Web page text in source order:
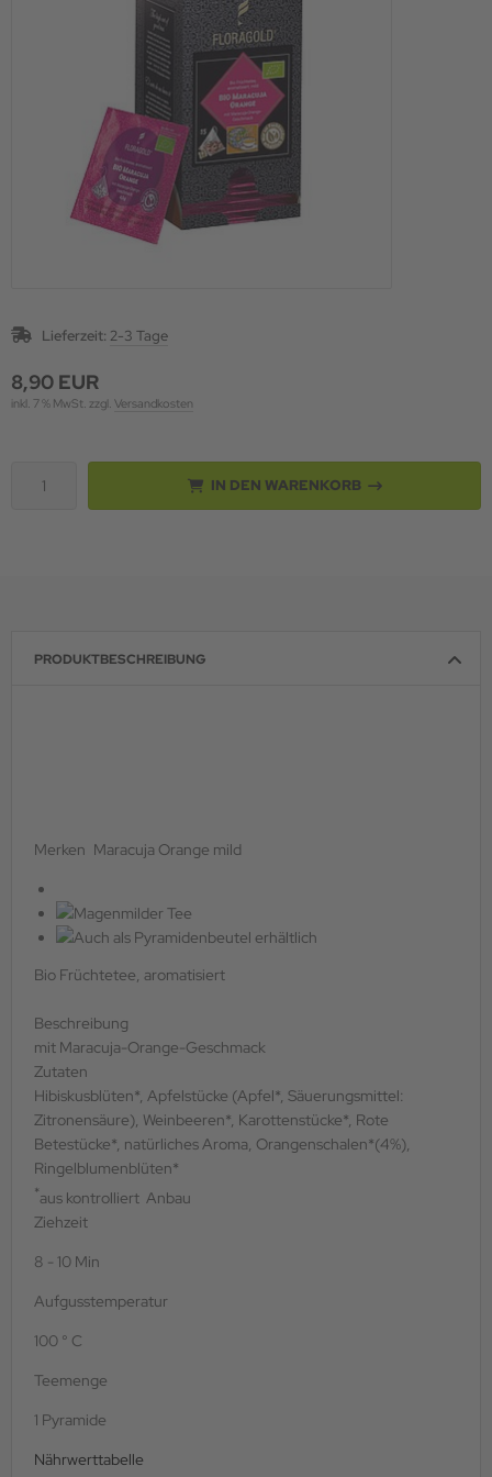
Lieferzeit: 2-3 Tage
8,90 EUR
inkl. 7 % MwSt. zzgl. Versandkosten
IN DEN WARENKORB
PRODUKTBESCHREIBUNG
Merken Maracuja Orange mild
Bio Früchtetee, aromatisiert
Beschreibung
mit Maracuja-Orange-Geschmack
Zutaten
Hibiskusblüten*, Apfelstücke (Apfel*, Säuerungsmittel:
Zitronensäure), Weinbeeren*, Karottenstücke*, Rote
Betestücke*, natürliches Aroma, Orangenschalen*(4%),
Ringelblumenblüten*
*aus kontrolliert Anbau
Ziehzeit
8 - 10 Min
Aufgusstemperatur
100 ° C
Teemenge
1 Pyramide
Nährwerttabelle